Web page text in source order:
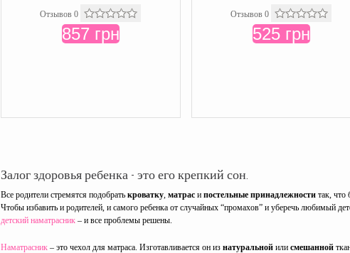
Отзывов 0
857 грн
Отзывов 0
525 грн
Залог здоровья ребенка - это его крепкий сон.
Все родители стремятся подобрать кроватку, матрас и постельные принадлежности так, что
Чтобы избавить и родителей, и самого ребенка от случайных “промахов” и уберечь любимый
детский наматрасник – и все проблемы решены.
Наматрасник – это чехол для матраса. Изготавливается он из натуральной или смешанной